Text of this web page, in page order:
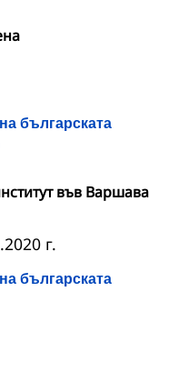
българската
във Варшава
българската
г.